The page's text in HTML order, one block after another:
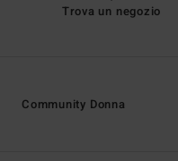
Trova un negozio
Community Donna